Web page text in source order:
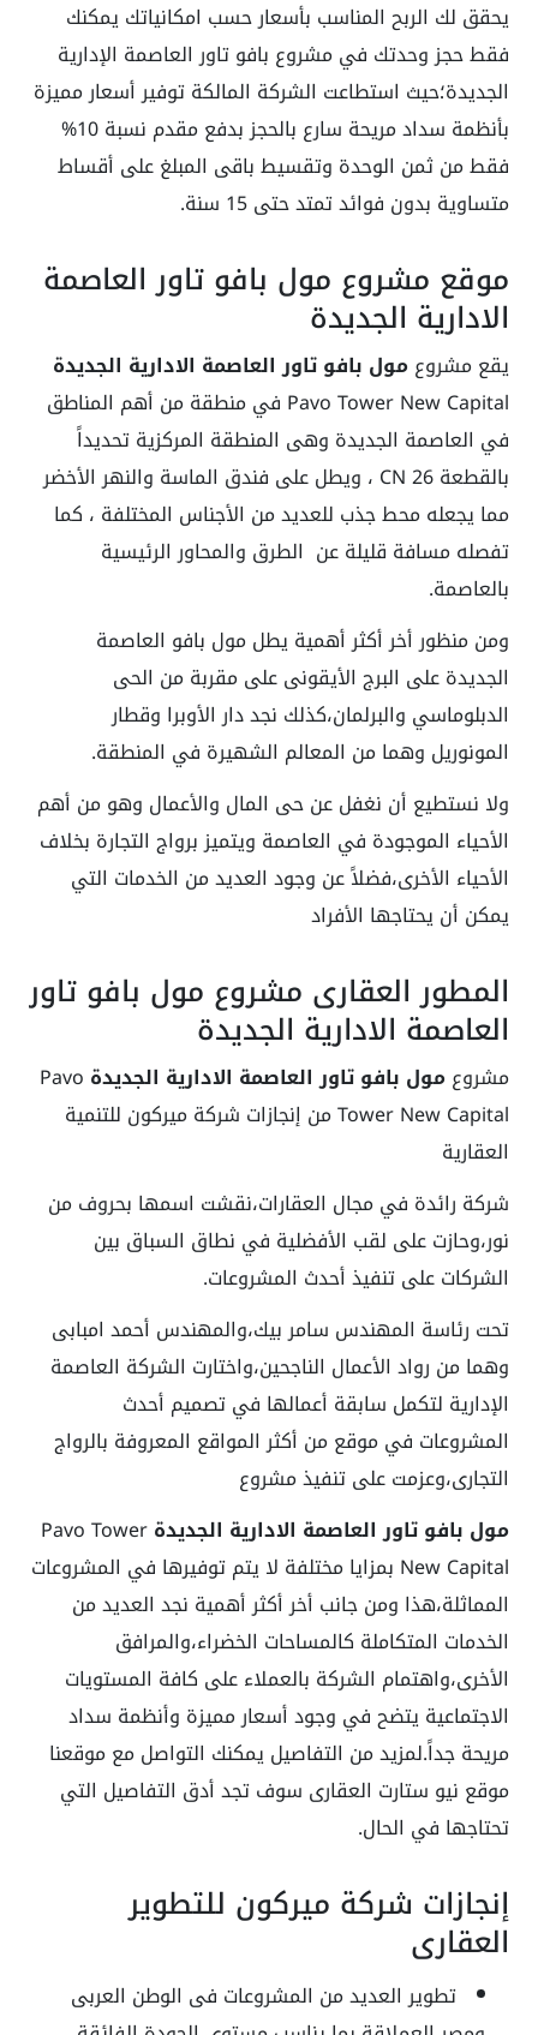
يحقق لك الربح المناسب بأسعار حسب امكانياتك يمكنك
فقط حجز وحدتك في مشروع بافو تاور العاصمة الإدارية
الجديدة؛حيث استطاعت الشركة المالكة توفير أسعار مميزة
بأنظمة سداد مريحة سارع بالحجز بدفع مقدم نسبة 10%
فقط من ثمن الوحدة وتقسيط باقى المبلغ على أقساط
متساوية بدون فوائد تمتد حتى 15 سنة.
موقع مشروع مول بافو تاور العاصمة
الادارية الجديدة
يقع مشروعمول بافو تاور العاصمة الادارية الجديدة
Pavo Tower New Capital في منطقة من أهم المناطق
في العاصمة الجديدة وهى المنطقة المركزية تحديداً
بالقطعة CN 26 ، ويطل على فندق الماسة والنهر الأخضر
مما يجعله محط جذب للعديد من الأجناس المختلفة ، كما
تفصله مسافة قليلة عن الطرق والمحاور الرئيسية
بالعاصمة.
ومن منظور أخر أكثر أهمية يطل مول بافو العاصمة
الجديدة على البرج الأيقونى على مقربة من الحى
الدبلوماسي والبرلمان،كذلك نجد دار الأوبرا وقطار
المونوريل وهما من المعالم الشهيرة في المنطقة.
ولا نستطيع أن نغفل عن حى المال والأعمال وهو من أهم
الأحياء الموجودة في العاصمة ويتميز برواج التجارة بخلاف
الأحياء الأخرى،فضلاً عن وجود العديد من الخدمات التي
يمكن أن يحتاجها الأفراد
المطور العقارى مشروع مول بافو تاور
العاصمة الادارية الجديدة
مشروعمول بافو تاور العاصمة الادارية الجديدة Pavo
Tower New Capital من إنجازات شركة ميركون للتنمية
العقارية
شركة رائدة في مجال العقارات،نقشت اسمها بحروف من
نور،وحازت على لقب الأفضلية في نطاق السباق بين
الشركات على تنفيذ أحدث المشروعات.
تحت رئاسة المهندس سامر بيك،والمهندس أحمد امبابى
وهما من رواد الأعمال الناجحين،واختارت الشركة العاصمة
الإدارية لتكمل سابقة أعمالها في تصميم أحدث
المشروعات في موقع من أكثر المواقع المعروفة بالرواج
التجارى،وعزمت على تنفيذ مشروع
مول بافو تاور العاصمة الادارية الجديدةPavo Tower
New Capital بمزايا مختلفة لا يتم توفيرها في المشروعات
المماثلة،هذا ومن جانب أخر أكثر أهمية نجد العديد من
الخدمات المتكاملة كالمساحات الخضراء،والمرافق
الأخرى،واهتمام الشركة بالعملاء على كافة المستويات
الاجتماعية يتضح في وجود أسعار مميزة وأنظمة سداد
مريحة جداً.لمزيد من التفاصيل يمكنك التواصل مع موقعنا
موقع نيو ستارت العقارى سوف تجد أدق التفاصيل التي
تحتاجها في الحال.
إنجازات شركة ميركون للتطوير
العقارى
تطوير العديد من المشروعات فى الوطن العربى